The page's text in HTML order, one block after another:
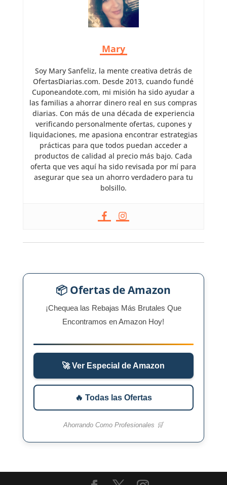
Mary
Soy Mary Sanfeliz, la mente creativa detrás de
OfertasDiarias.com. Desde 2013, cuando fundé
Cuponeandote.com, mi misión ha sido ayudar a
las familias a ahorrar dinero real en sus compras
diarias. Con más de una década de experiencia
verificando personalmente ofertas, cupones y
liquidaciones, me apasiona encontrar estrategias
prácticas para que todos puedan acceder a
productos de calidad al precio más bajo. Cada
oferta que ves aquí ha sido revisada por mí para
asegurar que sea un ahorro verdadero para tu
bolsillo.
📦 Ofertas de Amazon
¡Chequea las Rebajas Más Brutales Que
Encontramos en Amazon Hoy!
🚀 Ver Especial de Amazon
🔥 Todas las Ofertas
Ahorrando Como Profesionales 🛒